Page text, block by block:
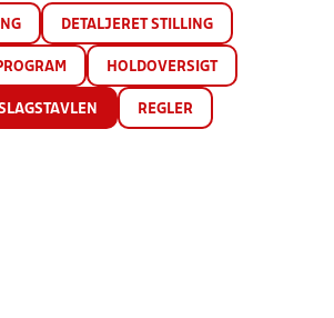
DETALJERET STILLING
HOLDOVERSIGT
REGLER